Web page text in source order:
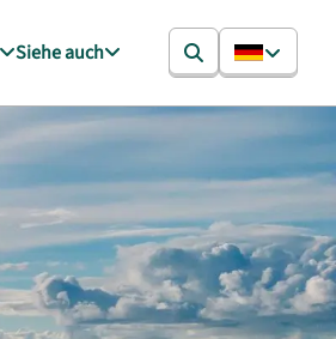
Siehe auch